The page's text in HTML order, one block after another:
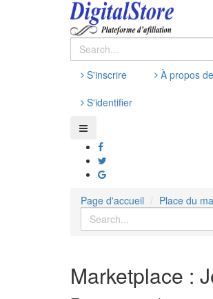
S'inscrire
S'identifier
À propos
Page d'accueil Place du
Marketplace :